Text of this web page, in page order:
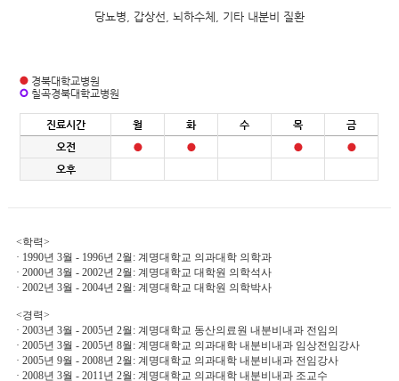
당뇨병, 갑상선, 뇌하수체, 기타 내분비 질환
경북대학교병원
칠곡경북대학교병원
진료시간 월 화 수 목
금
오전
오후
<학력>
· 1990년 3월 - 1996년 2월: 계명대학교 의과대학 의학과
· 2000년 3월 - 2002년 2월: 계명대학교 대학원 의학석사
· 2002년 3월 - 2004년 2월: 계명대학교 대학원 의학박사
<경력>
· 2003년 3월 - 2005년 2월: 계명대학교 동산의료원 내분비내과 전임의
· 2005년 3월 - 2005년 8월: 계명대학교 의과대학 내분비내과 임상전임강사
· 2005년 9월 - 2008년 2월: 계명대학교 의과대학 내분비내과 전임강사
· 2008년 3월 - 2011년 2월: 계명대학교 의과대학 내분비내과 조교수